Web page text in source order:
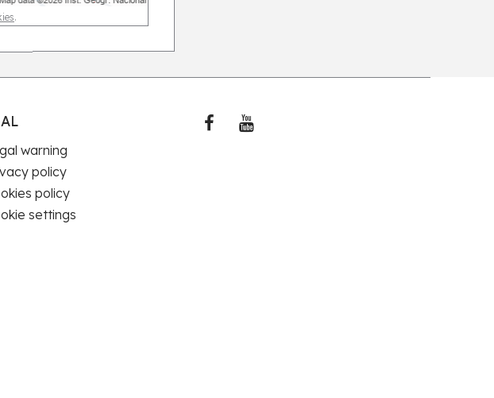
.
warning
policy
policy
settings